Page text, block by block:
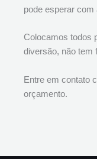
pode esperar com
Colocamos todos
diversão, não tem
Entre em contato
orçamento.